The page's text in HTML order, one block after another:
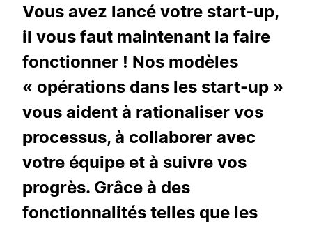
Vous avez lancé votre start-up,
il vous faut maintenant la faire
fonctionner ! Nos modèles
« opérations dans les start-up »
vous aident à rationaliser vos
processus, à collaborer avec
votre équipe et à suivre vos
progrès. Grâce à des
fonctionnalités telles que les